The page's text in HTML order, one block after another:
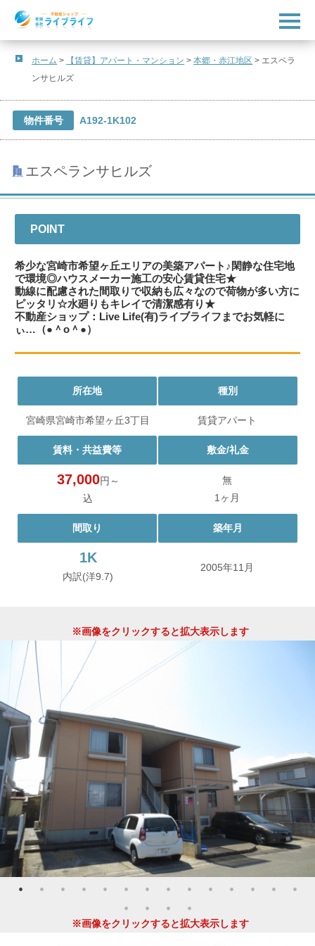
t
o
g
l
v
ホーム > 【賃貸】アパート・マンション >本郷・赤江地区 > エスペラ
ンサヒルズ
エスペランサヒルズ
物件番号 A192-1K102
POINT
希少な宮崎市希望ヶ丘エリアの美築アパート♪閑静な住宅地
で環境◎ハウスメーカー施工の安心賃貸住宅★
動線に配慮された間取りで収納も広々なので荷物が多い方に
ピッタリ☆水廻りもキレイで清潔感有り★
不動産ショップ：Live Life(有)ライブライフまでお気軽に
ぃ…（●＾o＾●）
所在地 種別
宮崎県宮崎市希望ヶ丘3丁目 賃貸アパート
賃料・共益費等 敷金/礼金
37,000円～
込
無
1ヶ月
間取り 築年月
1K
内訳(洋9.7)
2005年11月
※画像をクリックすると拡大表示します
※画像をクリックすると拡大表示します